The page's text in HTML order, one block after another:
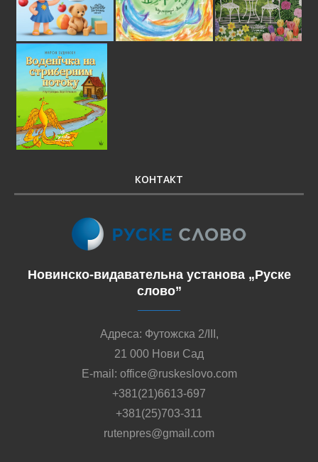
КОНТАКТ
Новинско-видавательна установа „Руске
слово”
Адреса: Футожска 2/III,
21 000 Нови Сад
E-mail: office@ruskeslovo.com
+381(21)6613-697
+381(25)703-311
rutenpres@gmail.com